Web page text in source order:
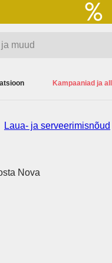
Kampaaniad ja
Laua- ja serveerimisnõud